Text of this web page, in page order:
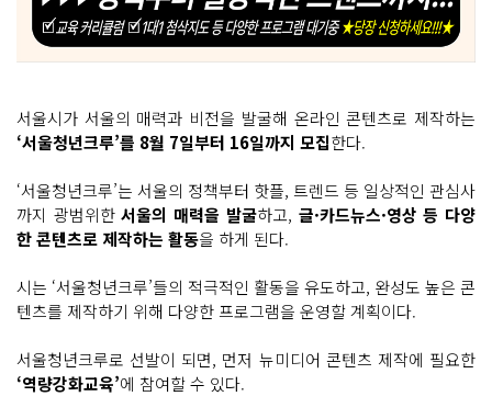
서울시가 서울의 매력과 비전을 발굴해 온라인 콘텐츠로 제작하는
‘서울청년크루’를 8월 7일부터 16일까지 모집한다.
‘서울청년크루’는 서울의 정책부터 핫플, 트렌드 등 일상적인 관심사
까지 광범위한서울의 매력을 발굴하고, 글·카드뉴스·영상 등 다양
한 콘텐츠로 제작하는 활동을 하게 된다.
시는 ‘서울청년크루’들의 적극적인 활동을 유도하고, 완성도 높은 콘
텐츠를 제작하기 위해 다양한 프로그램을 운영할 계획이다.
서울청년크루로 선발이 되면, 먼저 뉴미디어 콘텐츠 제작에 필요한
‘역량강화교육’에 참여할 수 있다.